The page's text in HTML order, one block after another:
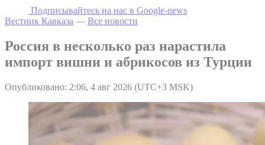
Подписывайтесь на наc в Google-news
Вестник Кавказа — Все новости
Россия в несколько раз нарастила
импорт вишни и абрикосов из Турции
Опубликовано: 2:06, 4 авг 2026 (UTC+3 MSK)